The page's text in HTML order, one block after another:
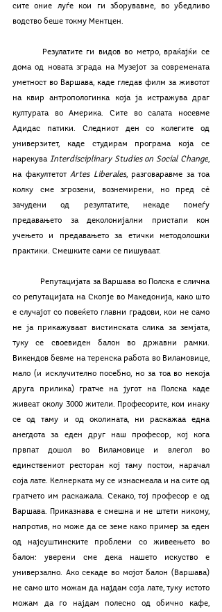
сите оние луѓе кои ги зборувавме, во убедливо
водство беше токму Ментцен.
дома од новата зграда на Музејот за современата
уметност во Варшава, каде гледав филм за животот
на квир антропологинка која ја истражува драг
културата во Америка. Сите во салата носевме
Адидас патики. Следниот ден со колегите од
универзитет, каде студирам програма која се
нарекува Interdisciplinary Studies on Social Change,
на факултетот Artes Liberales, разговаравме за тоа
колку сме згрозени, вознемирени, но пред сè
зачудени од резултатите, некаде помеѓу
предавањето за деколонијални пристапи кон
учењето и предавањето за етички методолошки
практики. Смешките сами се пишуваат.
со репутацијата на Скопје во Македонија, како што
е случајот со повеќето главни градови, кои не само
не ја прикажуваат вистинската слика за земјата,
туку се своевиден балон во државни рамки.
Викендов бевме на теренска работа во Виламовице,
мало (и исклучително посебно, но за тоа во некоја
друга прилика) гратче на југот на Полска каде
живеат околу 3000 жители. Професорите, кои инаку
се од таму и од околината, ни раскажаа една
анегдота за еден друг наш професор, кој кога
првпат дошол во Виламовице и влегол во
единствениот ресторан кој таму постои, нарачал
соја лате. Келнерката му се изнасмеала и на сите од
гратчето им раскажала. Секако, тој професор е од
Варшава. Приказнава е смешна и не штети никому,
напротив, но може да се земе како пример за еден
од најсуштинските проблеми со живеењето во
балон: уверени сме дека нашето искуство е
универзално. Ако секаде во мојот балон (Варшава)
не само што можам да најдам соја лате, туку истото
можам да го најдам полесно од обично кафе,